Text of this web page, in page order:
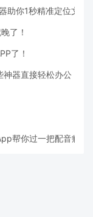
你1秒精准定位文件
了！
了！
神器直接轻松办公
帮你过一把配音瘾